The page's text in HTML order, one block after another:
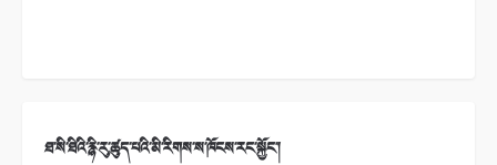
ཐ་སི་ཐིའི་རྙི་རུ་ཚུད་པའི་མི་རིགས་ས་ཁོངས་རང་སྐྱོང་།